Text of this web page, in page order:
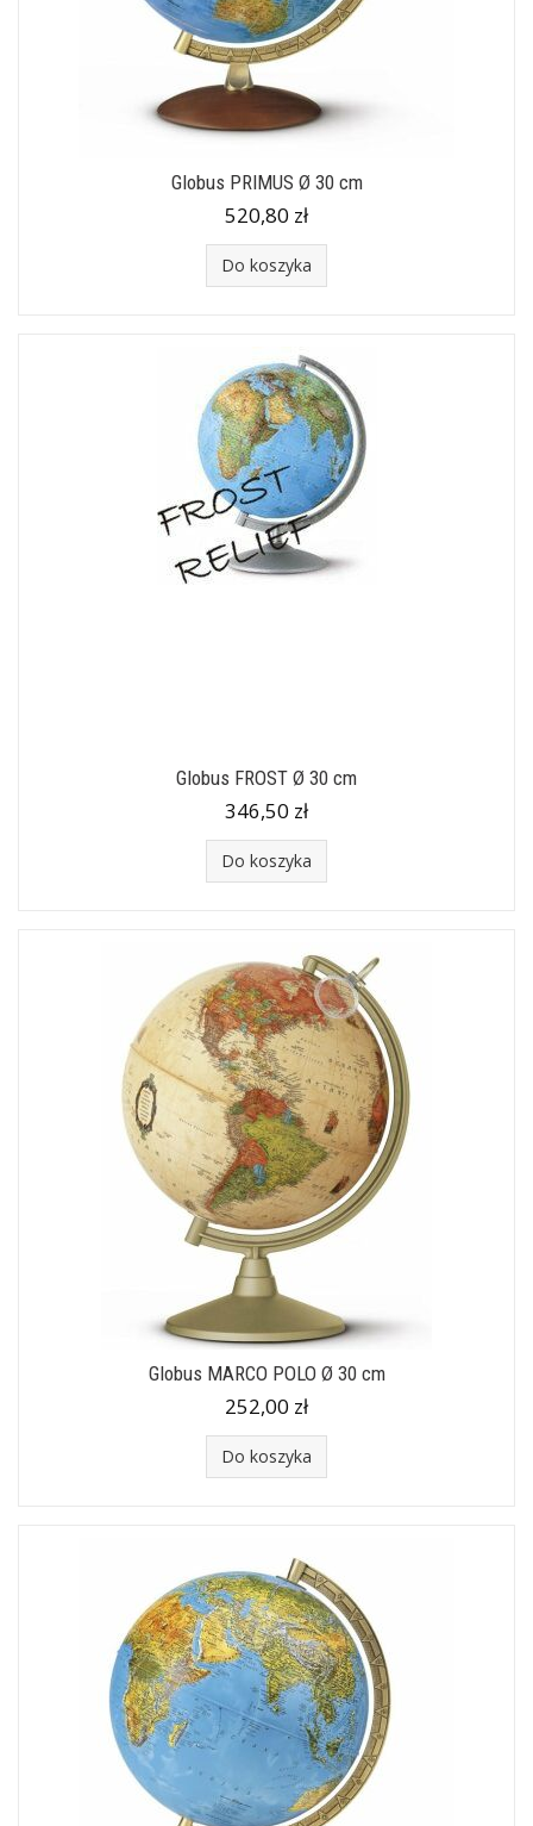
Globus PRIMUS Ø 30 cm
520,80 zł
Do koszyka
Globus FROST Ø 30 cm
346,50 zł
Do koszyka
Globus MARCO POLO Ø 30 cm
252,00 zł
Do koszyka